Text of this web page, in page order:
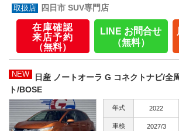
四日市 SUV専門店
在庫確認
来店予約
（無料）
LINE お問合せ
（無料）
NEW
日産 ノートオーラ G コネクトナビ/全
ト/BOSE
年式 2022
車検 2027/3